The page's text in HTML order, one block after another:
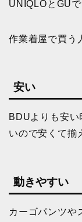
UNIQLOとGUで
作業着屋で買う
安い
BDUよりも安
いので安くて揃
動きやすい
カーゴパンツや